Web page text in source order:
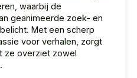
waarbij de
geanimeerde zoek- en
Met een scherp
voor verhalen, zorgt
ze overziet zowel